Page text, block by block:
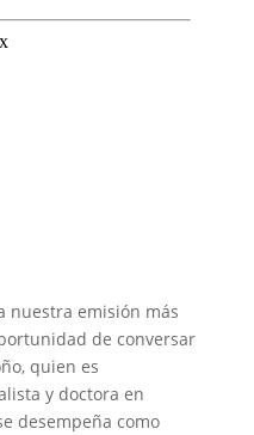
nuestra emisión más
de conversar
quien es
y doctora en
desempeña como